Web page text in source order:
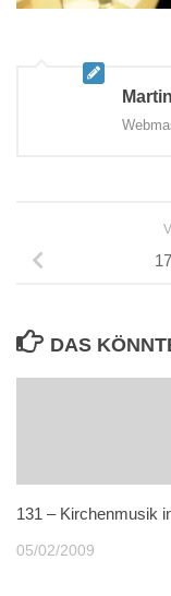
DAS
131 – Kirchenmusik
05/02/2009